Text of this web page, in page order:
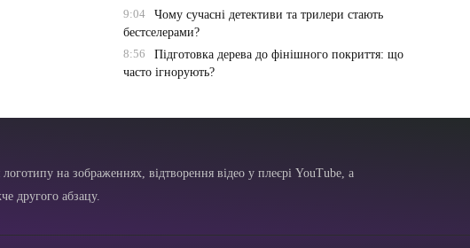
9:04
Чому сучасні детективи та трилери стають
бестселерами?
8:56
Підготовка дерева до фінішного покриття: що
часто ігнорують?
на зображеннях, відтворення відео у плеєрі YouTube, а
другого абзацу.